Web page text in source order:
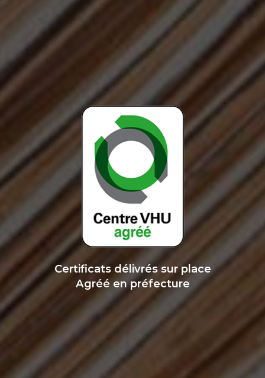
Certificats délivrés sur place
Agréé en préfecture